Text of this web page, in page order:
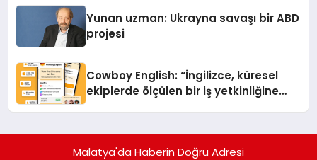
Yunan uzman: Ukrayna savaşı bir ABD
projesi
Cowboy English: “İngilizce, küresel
ekiplerde ölçülen bir iş yetkinliğine
Malatya'da Haberin Doğru Adresi